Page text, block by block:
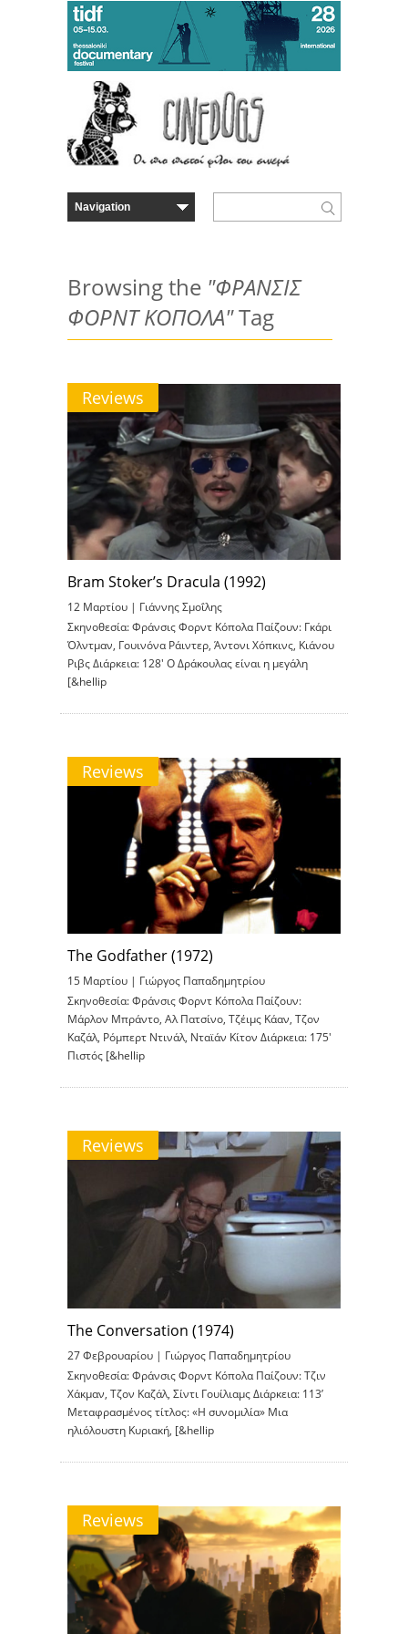
Browsing the "ΦΡΑΝΣΙΣ
ΦΟΡΝΤ ΚΟΠΟΛΑ"Tag
Reviews
Bram Stoker’s Dracula (1992)
12 Μαρτίου | Γιάννης Σμοΐλης
Σκηνοθεσία: Φράνσις Φορντ Κόπολα Παίζουν: Γκάρι
Όλντμαν, Γουινόνα Ράιντερ, Άντονι Χόπκινς, Κιάνου
Ριβς Διάρκεια: 128′ Ο Δράκουλας είναι η μεγάλη
[&hellip
Reviews
The Godfather (1972)
15 Μαρτίου | Γιώργος Παπαδημητρίου
Σκηνοθεσία: Φράνσις Φορντ Κόπολα Παίζουν:
Μάρλον Μπράντο, Αλ Πατσίνο, Τζέιμς Κάαν, Τζον
Καζάλ, Ρόμπερτ Ντινάλ, Νταϊάν Κίτον Διάρκεια: 175′
Πιστός [&hellip
Reviews
The Conversation (1974)
27 Φεβρουαρίου | Γιώργος Παπαδημητρίου
Σκηνοθεσία: Φράνσις Φορντ Κόπολα Παίζουν: Τζιν
Χάκμαν, Τζον Καζάλ, Σίντι Γουίλιαμς Διάρκεια: 113’
Μεταφρασμένος τίτλος: «Η συνομιλία» Μια
ηλιόλουστη Κυριακή, [&hellip
Reviews